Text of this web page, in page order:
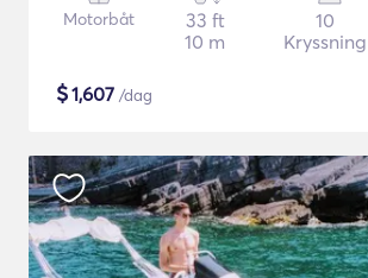
Motorbåt
33 ft
10 m
10
Kryssning
$1,607 /dag